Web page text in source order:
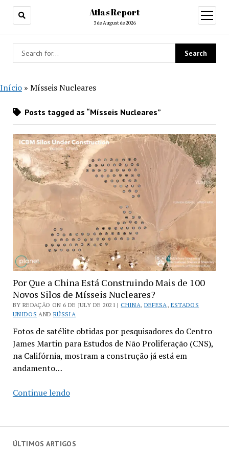
Atlas Report
3 de August de 2026
open
menu
Início » Mísseis Nucleares
Posts tagged as “Mísseis Nucleares”
Por Que a China Está Construindo Mais de 100
Novos Silos de Mísseis Nucleares?
BY REDAÇÃO ON 6 DE JULY DE 2021 |CHINA, DEFESA , ESTADOS
UNIDOS AND RÚSSIA
Fotos de satélite obtidas por pesquisadores do Centro
James Martin para Estudos de Não Proliferação (CNS),
na Califórnia, mostram a construção já está em
andamento…
Continue lendoPor
China
Está
ÚLTIMOS ARTIGOS